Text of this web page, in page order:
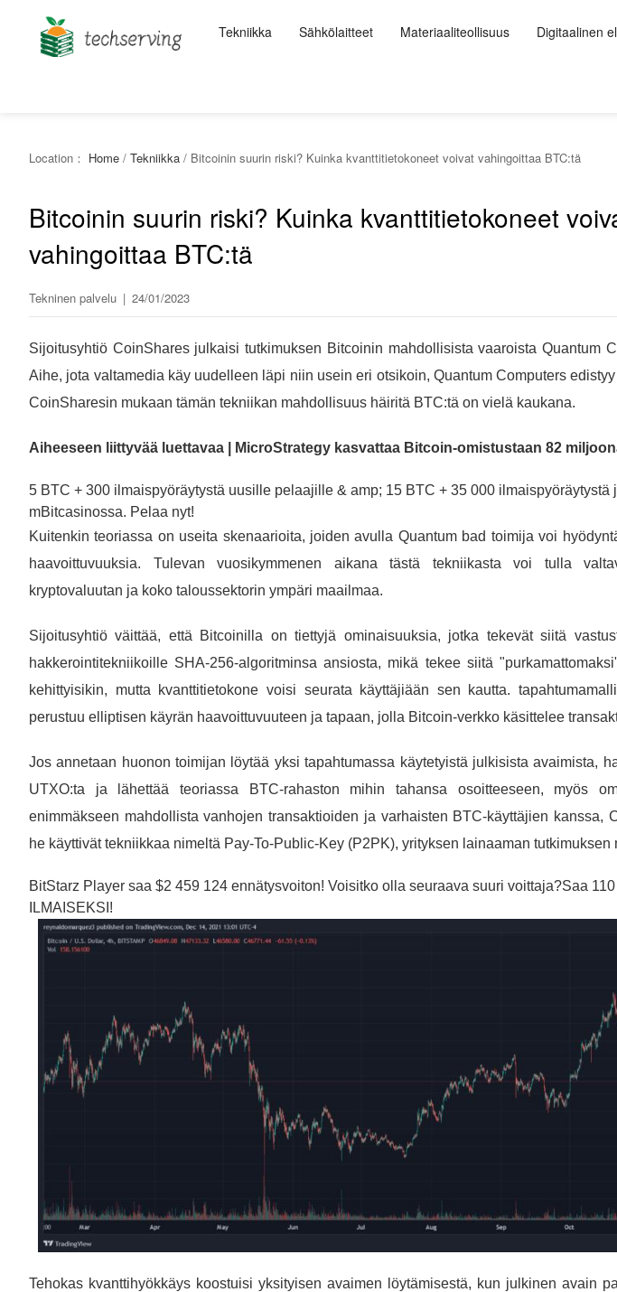
Tekniikka Sähkölaitteet Materiaaliteollisuus Digitaalinen
Location： Home / Tekniikka / Bitcoinin suurin riski? Kuinka kvanttitietokoneet voivat vahingoittaa BTC:tä
Bitcoinin suurin riski? Kuinka kvanttitietokoneet
vahingoittaa BTC:tä
Tekninen palvelu | 24/01/2023
Sijoitusyhtiö CoinShares julkaisi tutkimuksen Bitcoinin mahdollisista vaaroista Quantum
Aihe, jota valtamedia käy uudelleen läpi niin usein eri otsikoin, Quantum Computers
CoinSharesin mukaan tämän tekniikan mahdollisuus häiritä BTC:tä on vielä kaukana.
Aiheeseen liittyvää luettavaa | MicroStrategy kasvattaa Bitcoin-omistustaan ​​82
5 BTC + 300 ilmaispyöräytystä uusille pelaajille & amp; 15 BTC + 35 000 ilmaispyöräytystä
mBitcasinossa. Pelaa nyt!
Kuitenkin teoriassa on useita skenaarioita, joiden avulla Quantum bad toimija voi
haavoittuvuuksia. Tulevan vuosikymmenen aikana tästä tekniikasta voi tulla
kryptovaluutan ja koko taloussektorin ympäri maailmaa.
Sijoitusyhtiö väittää, että Bitcoinilla on tiettyjä ominaisuuksia, jotka tekevät siitä
hakkerointitekniikoille SHA-256-algoritminsa ansiosta, mikä tekee siitä
kehittyisikin, mutta kvanttitietokone voisi seurata käyttäjiään sen kautta.
perustuu elliptisen käyrän haavoittuvuuteen ja tapaan, jolla Bitcoin-verkko käsittelee
Jos annetaan huonon toimijan löytää yksi tapahtumassa käytetyistä julkisista avaimista,
UTXO:ta ja lähettää teoriassa BTC-rahaston mihin tahansa osoitteeseen, myös
enimmäkseen mahdollista vanhojen transaktioiden ja varhaisten BTC-käyttäjien kanssa,
he käyttivät tekniikkaa nimeltä Pay-To-Public-Key (P2PK), yrityksen lainaaman tutkimuksen
BitStarz Player saa $2 459 124 ennätysvoiton! Voisitko olla seuraava suuri voittaja?Saa
ILMAISEKSI!
Tehokas kvanttihyökkäys koostuisi yksityisen avaimen löytämisestä, kun julkinen avain